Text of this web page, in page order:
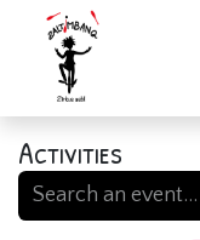
Activities